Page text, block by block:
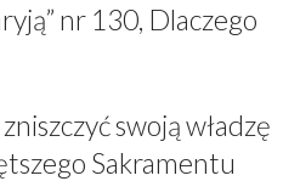
nr 130, Dlaczego
swoją władzę
Sakramentu